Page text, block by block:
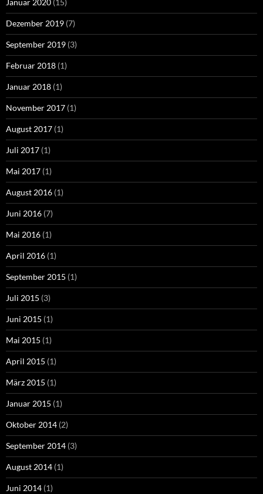
Januar 2020 (15)
Dezember 2019 (7)
September 2019 (3)
Februar 2018 (1)
Januar 2018 (1)
November 2017 (1)
August 2017 (1)
Juli 2017 (1)
Mai 2017 (1)
August 2016 (1)
Juni 2016 (7)
Mai 2016 (1)
April 2016 (1)
September 2015 (1)
Juli 2015 (3)
Juni 2015 (1)
Mai 2015 (1)
April 2015 (1)
März 2015 (1)
Januar 2015 (1)
Oktober 2014 (2)
September 2014 (3)
August 2014 (1)
Juni 2014 (1)